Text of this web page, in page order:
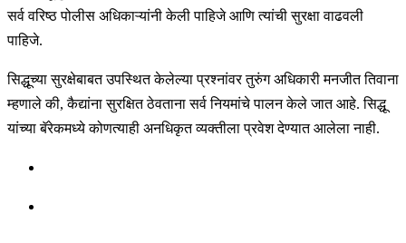
सर्व वरिष्ठ पोलीस अधिकाऱ्यांनी केली पाहिजे आणि त्यांची सुरक्षा वाढवली
पाहिजे.
सिद्धूच्या सुरक्षेबाबत उपस्थित केलेल्या प्रश्नांवर तुरुंग अधिकारी मनजीत तिवाना
म्हणाले की, कैद्यांना सुरक्षित ठेवताना सर्व नियमांचे पालन केले जात आहे. सिद्धू
यांच्या बॅरेकमध्ये कोणत्याही अनधिकृत व्यक्तीला प्रवेश देण्यात आलेला नाही.